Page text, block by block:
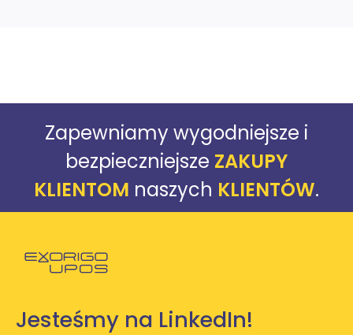
Zapewniamy wygodniejsze i
bezpieczniejsze ZAKUPY
KLIENTOM naszych KLIENTÓW.
Jesteśmy na LinkedIn!